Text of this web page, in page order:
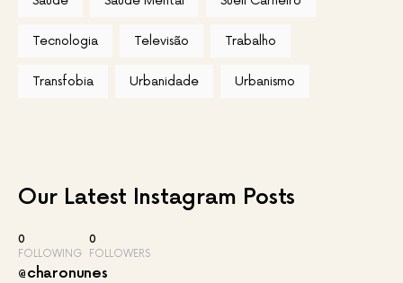
Tecnologia Televisão Trabalho
Transfobia Urbanidade Urbanismo
Our Latest Instagram Posts
0
FOLLOWING
0
FOLLOWERS
@charonunes